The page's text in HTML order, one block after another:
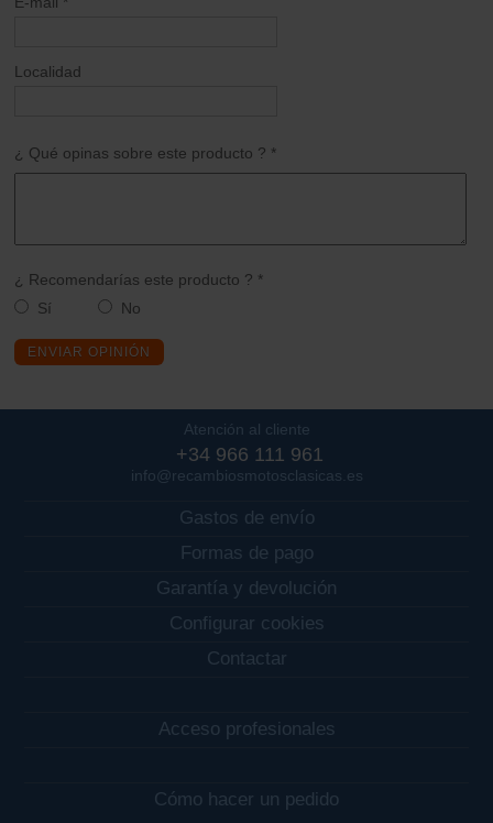
Localidad
¿ Qué opinas sobre este producto ? *
¿ Recomendarías este producto ? *
Sí
No
ENVIAR OPINIÓN
Atención al cliente
+34 966 111 961
info@recambiosmotosclasicas.es
Gastos de envío
Formas de pago
Garantía y devolución
Configurar cookies
Contactar
Acceso profesionales
Cómo hacer un pedido